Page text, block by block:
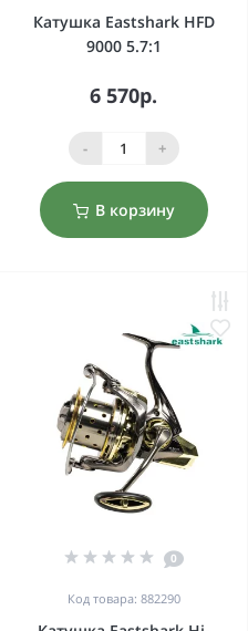
Катушка Eastshark HFD
9000 5.7:1
6 570р.
- +
В корзину
0
Код товара: 882290